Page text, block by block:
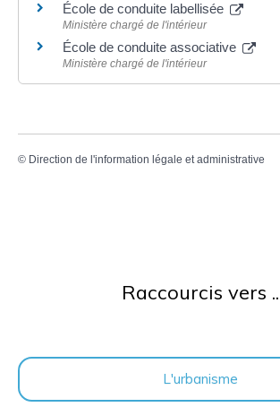
École de conduite labellisée
Ministère chargé de l'intérieur
École de conduite associative
Ministère chargé de l'intérieur
© Direction de l'information légale et administrative
Raccourcis vers ..
L'urbanisme